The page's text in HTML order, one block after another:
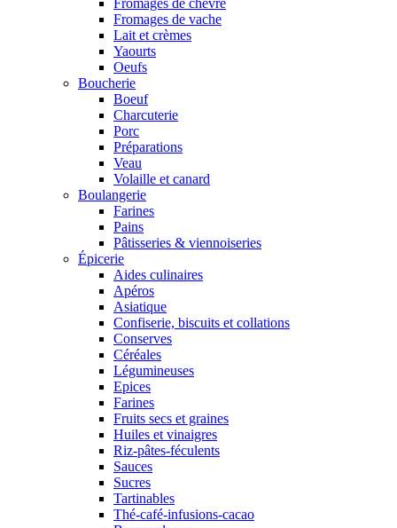
Fromages de chèvre
Fromages de vache
Lait et crèmes
Yaourts
Oeufs
Boucherie
Boeuf
Charcuterie
Porc
Préparations
Veau
Volaille et canard
Boulangerie
Farines
Pains
Pâtisseries & viennoiseries
Épicerie
Aides culinaires
Apéros
Asiatique
Confiserie, biscuits et collations
Conserves
Céréales
Légumineuses
Epices
Farines
Fruits secs et graines
Huiles et vinaigres
Riz-pâtes-féculents
Sauces
Sucres
Tartinables
Thé-café-infusions-cacao